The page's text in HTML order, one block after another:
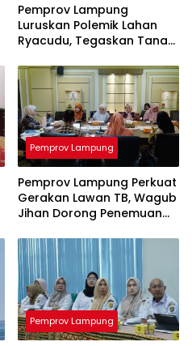
Pemprov Lampung
Luruskan Polemik Lahan
Ryacudu, Tegaskan Tanah
Aset Provinsi
Pemprov Lampung
Pemprov Lampung Perkuat
Gerakan Lawan TB, Wagub
Jihan Dorong Penemuan
Tuntas
Pemprov Lampung